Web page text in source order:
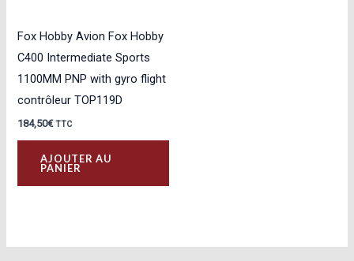
Fox Hobby Avion Fox Hobby
C400 Intermediate Sports
1100MM PNP with gyro flight
contrôleur TOP119D
184,50€ TTC
AJOUTER AU
PANIER